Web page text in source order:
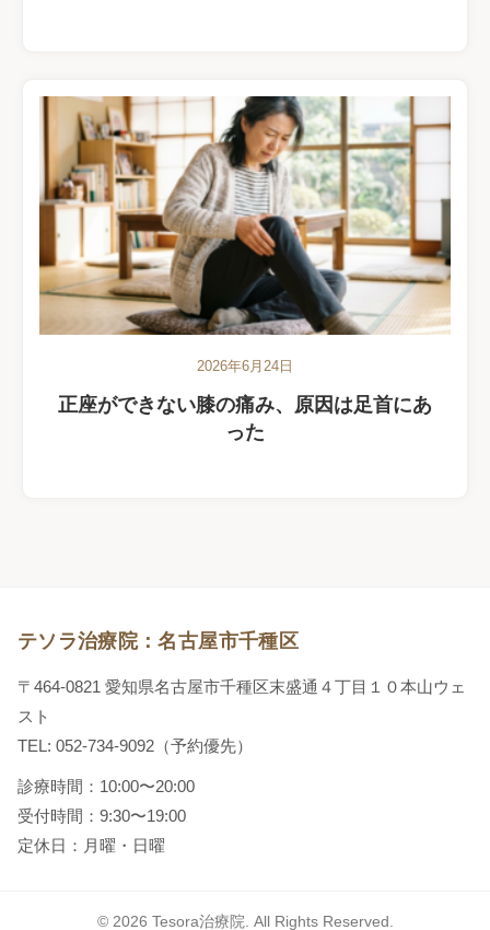
2026年6月24日
正座ができない膝の痛み、原因は足首にあ
った
テソラ治療院：名古屋市千種区
〒464-0821 愛知県名古屋市千種区末盛通４丁目１０本山ウェ
スト
TEL: 052-734-9092（予約優先）
診療時間：10:00〜20:00
受付時間：9:30〜19:00
定休日：月曜・日曜
© 2026 Tesora治療院. All Rights Reserved.